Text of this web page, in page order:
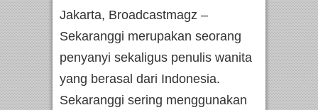
Jakarta, Broadcastmagz –
Sekaranggi merupakan seorang
penyanyi sekaligus penulis wanita
yang berasal dari Indonesia.
Sekaranggi sering menggunakan